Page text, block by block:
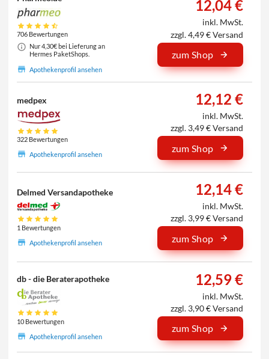
706 Bewertungen
Nur 4,30€ bei Lieferung an
Hermes PaketShops.
Apothekenprofil ansehen
12,04 €
inkl. MwSt.
zzgl. 4,49 € Versand
zum Shop
medpex
322 Bewertungen
Apothekenprofil ansehen
12,12 €
inkl. MwSt.
zzgl. 3,49 € Versand
zum Shop
Delmed Versandapotheke
1 Bewertungen
Apothekenprofil ansehen
12,14 €
inkl. MwSt.
zzgl. 3,99 € Versand
zum Shop
db - die Beraterapotheke
10 Bewertungen
Apothekenprofil ansehen
12,59 €
inkl. MwSt.
zzgl. 3,90 € Versand
zum Shop